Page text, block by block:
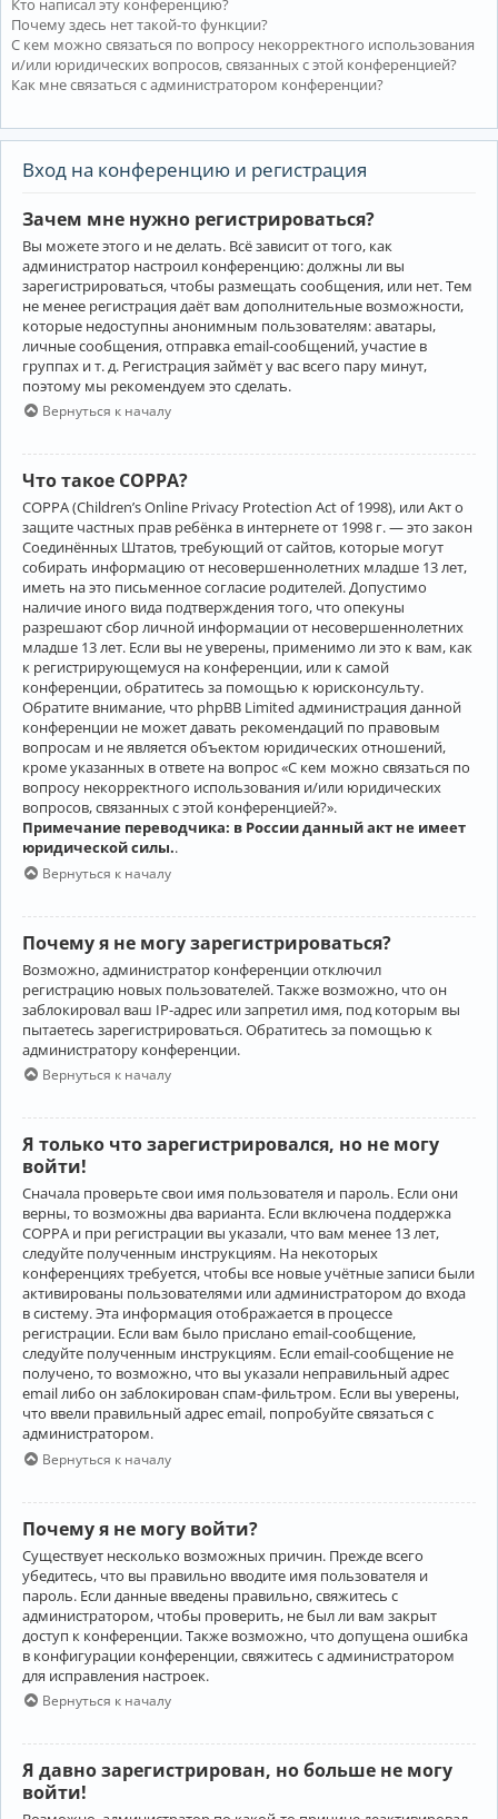
Кто написал эту конференцию?
Почему здесь нет такой-то функции?
С кем можно связаться по вопросу некорректного использования
и/или юридических вопросов, связанных с этой конференцией?
Как мне связаться с администратором конференции?
Вход на конференцию и регистрация
Зачем мне нужно регистрироваться?
Вы можете этого и не делать. Всё зависит от того, как
администратор настроил конференцию: должны ли вы
зарегистрироваться, чтобы размещать сообщения, или нет. Тем
не менее регистрация даёт вам дополнительные возможности,
которые недоступны анонимным пользователям: аватары,
личные сообщения, отправка email-сообщений, участие в
группах и т. д. Регистрация займёт у вас всего пару минут,
поэтому мы рекомендуем это сделать.
Вернуться к началу
Что такое COPPA?
COPPA (Children’s Online Privacy Protection Act of 1998), или Акт о
защите частных прав ребёнка в интернете от 1998 г. — это закон
Соединённых Штатов, требующий от сайтов, которые могут
собирать информацию от несовершеннолетних младше 13 лет,
иметь на это письменное согласие родителей. Допустимо
наличие иного вида подтверждения того, что опекуны
разрешают сбор личной информации от несовершеннолетних
младше 13 лет. Если вы не уверены, применимо ли это к вам, как
к регистрирующемуся на конференции, или к самой
конференции, обратитесь за помощью к юрисконсульту.
Обратите внимание, что phpBB Limited администрация данной
конференции не может давать рекомендаций по правовым
вопросам и не является объектом юридических отношений,
кроме указанных в ответе на вопрос «С кем можно связаться по
вопросу некорректного использования и/или юридических
вопросов, связанных с этой конференцией?».
Примечание переводчика: в России данный акт не имеет
юридической силы..
Вернуться к началу
Почему я не могу зарегистрироваться?
Возможно, администратор конференции отключил
регистрацию новых пользователей. Также возможно, что он
заблокировал ваш IP-адрес или запретил имя, под которым вы
пытаетесь зарегистрироваться. Обратитесь за помощью к
администратору конференции.
Вернуться к началу
Я только что зарегистрировался, но не могу
войти!
Сначала проверьте свои имя пользователя и пароль. Если они
верны, то возможны два варианта. Если включена поддержка
COPPA и при регистрации вы указали, что вам менее 13 лет,
следуйте полученным инструкциям. На некоторых
конференциях требуется, чтобы все новые учётные записи были
активированы пользователями или администратором до входа
в систему. Эта информация отображается в процессе
регистрации. Если вам было прислано email-сообщение,
следуйте полученным инструкциям. Если email-сообщение не
получено, то возможно, что вы указали неправильный адрес
email либо он заблокирован спам-фильтром. Если вы уверены,
что ввели правильный адрес email, попробуйте связаться с
администратором.
Вернуться к началу
Почему я не могу войти?
Существует несколько возможных причин. Прежде всего
убедитесь, что вы правильно вводите имя пользователя и
пароль. Если данные введены правильно, свяжитесь с
администратором, чтобы проверить, не был ли вам закрыт
доступ к конференции. Также возможно, что допущена ошибка
в конфигурации конференции, свяжитесь с администратором
для исправления настроек.
Вернуться к началу
Я давно зарегистрирован, но больше не могу
войти!